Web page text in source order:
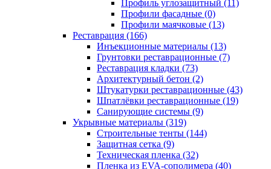
Профиль углозащитный (11)
Профили фасадные (0)
Профили маячковые (13)
Реставрация (166)
Инъекционные материалы (13)
Грунтовки реставрационные (7)
Реставрация кладки (73)
Архитектурный бетон (2)
Штукатурки реставрационные (43)
Шпатлёвки реставрационные (19)
Санирующие системы (9)
Укрывные материалы (319)
Строительные тенты (144)
Защитная сетка (9)
Техническая пленка (32)
Пленка из EVA-сополимера (40)